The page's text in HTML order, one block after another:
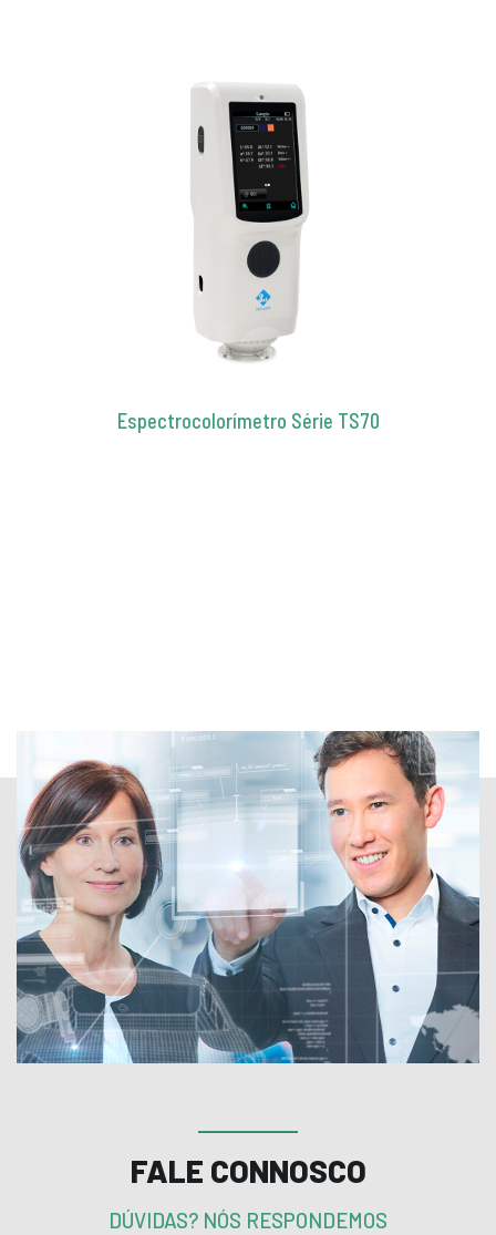
Espectrocolorímetro Série TS70
FALE CONNOSCO
DÚVIDAS? NÓS RESPONDEMOS